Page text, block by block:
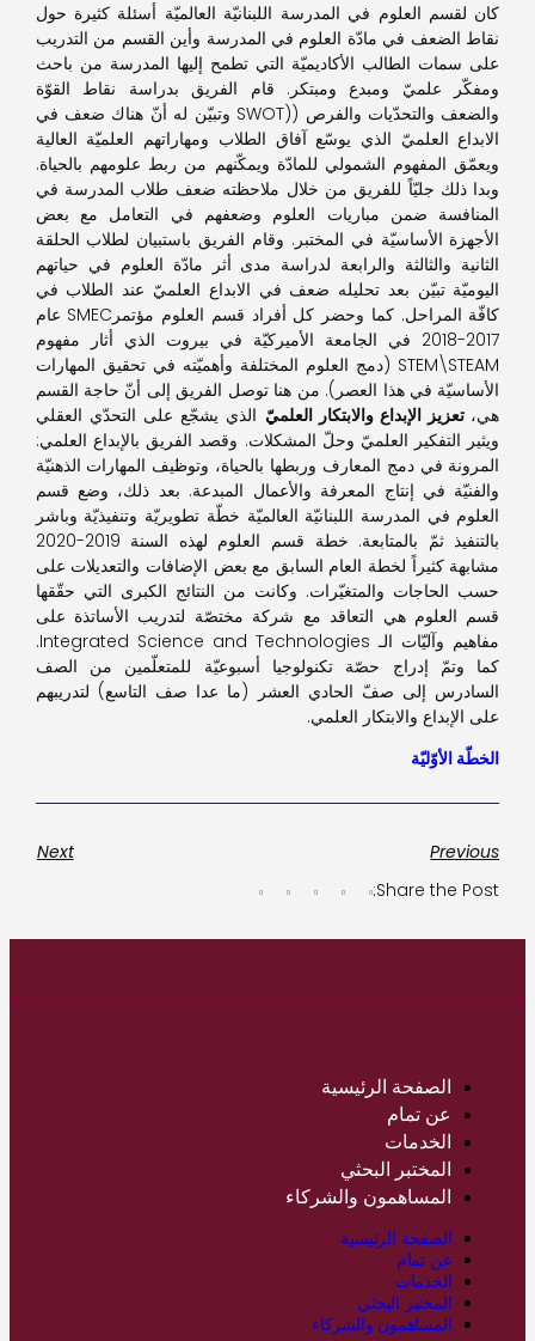
كان لقسم العلوم في المدرسة اللبنانيّة العالميّة أسئلة كثيرة حول
نقاط الضعف في مادّة العلوم في المدرسة وأين القسم من التدريب
على سمات الطالب الأكاديميّة التي تطمح إليها المدرسة من باحث
ومفكّر علميّ ومبدع ومبتكر. قام الفريق بدراسة نقاط القوّة
والضعف والتحدّيات والفرص ((SWOT وتبيّن له أنّ هناك ضعف في
الابداع العلميّ الذي يوسّع آفاق الطلاب ومهاراتهم العلميّة العالية
ويعمّق المفهوم الشمولي للمادّة ويمكّنهم من ربط علومهم بالحياة.
وبدا ذلك جليّاً للفريق من خلال ملاحظته ضعف طلاب المدرسة في
المنافسة ضمن مباريات العلوم وضعفهم في التعامل مع بعض
الأجهزة الأساسيّة في المختبر. وقام الفريق باستبيان لطلاب الحلقة
الثانية والثالثة والرابعة لدراسة مدى أثر مادّة العلوم في حياتهم
اليوميّة تبيّن بعد تحليله ضعف في الابداع العلميّ عند الطلاب في
كافّة المراحل. كما وحضر كل أفراد قسم العلوم مؤتمرSMEC عام
2017-2018 في الجامعة الأميركيّة في بيروت الذي أثار مفهوم
STEM\STEAM (دمج العلوم المختلفة وأهميّته في تحقيق المهارات
الأساسيّة في هذا العصر). من هنا توصل الفريق إلى أنّ حاجة القسم
هي،تعزيز الإبداع والابتكار العلميّالذي يشجّع على التحدّي العقلي
ويثير التفكير العلميّ وحلّ المشكلات. وقصد الفريق بالإبداع العلمي:
المرونة في دمج المعارف وربطها بالحياة، وتوظيف المهارات الذهنيّة
والفنيّة في إنتاج المعرفة والأعمال المبدعة. بعد ذلك، وضع قسم
العلوم في المدرسة اللبنانيّة العالميّة خطّة تطويريّة وتنفيذيّة وباشر
بالتنفيذ ثمّ بالمتابعة. خطة قسم العلوم لهذه السنة 2019-2020
مشابهة كثيراً لخطة العام السابق مع بعض الإضافات والتعديلات على
حسب الحاجات والمتغيّرات. وكانت من النتائج الكبرى التي حقّقها
قسم العلوم هي التعاقد مع شركة مختصّة لتدريب الأساتذة على
مفاهيم وآليّات الـ Integrated Science and Technologies.
كما وتمّ إدراج حصّة تكنولوجيا أسبوعيّة للمتعلّمين من الصف
السادرس إلى صفّ الحادي العشر (ما عدا صف التاسع) لتدريبهم
على الإبداع والابتكار العلمي.
الخطّة الأوّليّة
Previous
Next
Share the Post:
الصفحة الرئيسية
عن تمام
الخدمات
المختبر البحثي
المساهمون والشركاء
الصفحة الرئيسية
عن تمام
الخدمات
المختبر البحثي
المساهمون والشركاء